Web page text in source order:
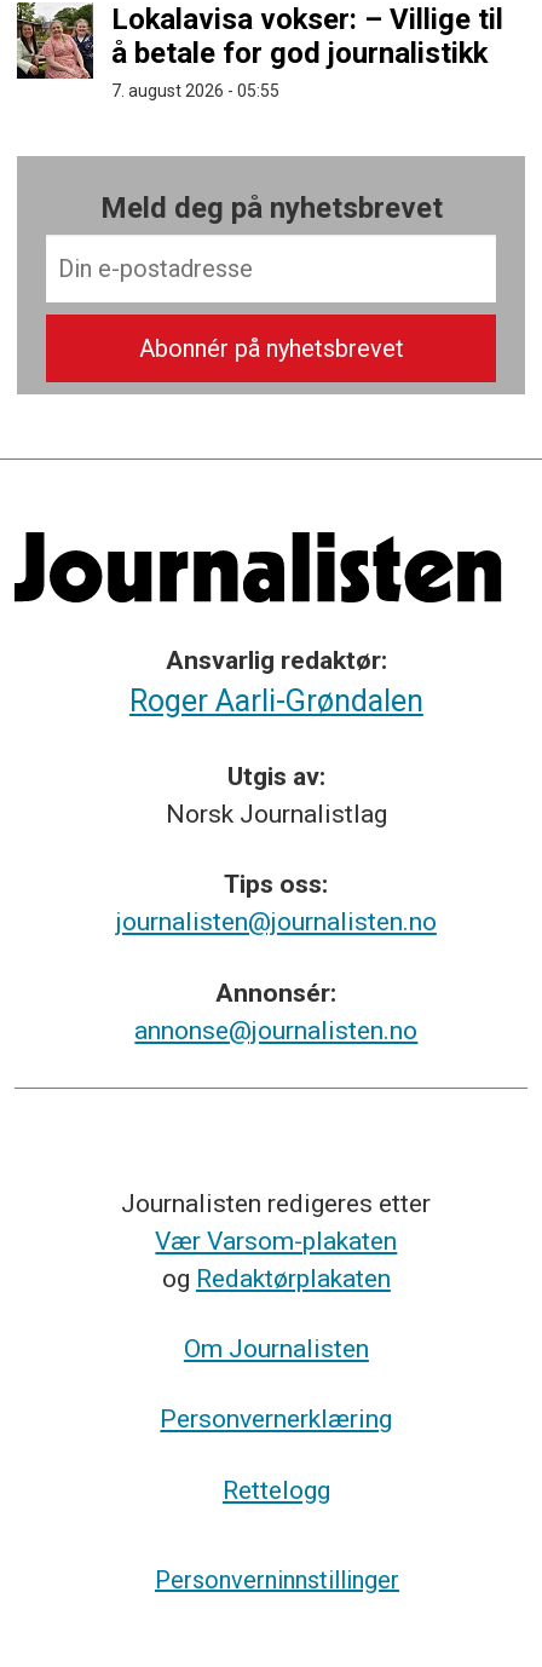
Lokalavisa vokser: – Villige til
å betale for god journalistikk
7. august 2026 - 05:55
Meld deg på nyhetsbrevet
Ansvarlig redaktør:
Roger Aarli-Grøndalen
Utgis av:
Norsk Journalistlag
Tips oss:
journalisten@journalisten.no
Annonsér:
annonse@journalisten.no
Journalisten redigeres etter
Vær Varsom-plakaten
og Redaktørplakaten
Om Journalisten
Personvernerklæring
Rettelogg
Personverninnstillinger